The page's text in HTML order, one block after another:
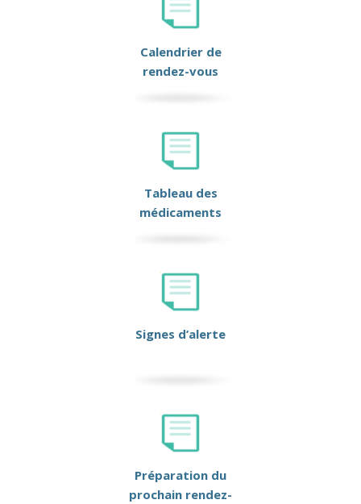
Calendrier de
rendez-vous
Tableau des
médicaments
Signes d’alerte
Préparation du
prochain rendez-